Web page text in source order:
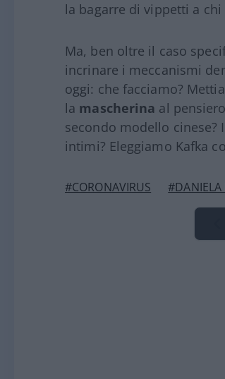
la bagarre di vippetti a
Ma, ben oltre il caso
incrinare i meccanismi
oggi: che facciamo?
la mascherina al
secondo modello
intimi? Eleggiamo Kafka
#CORONAVIRUS #DANIELA